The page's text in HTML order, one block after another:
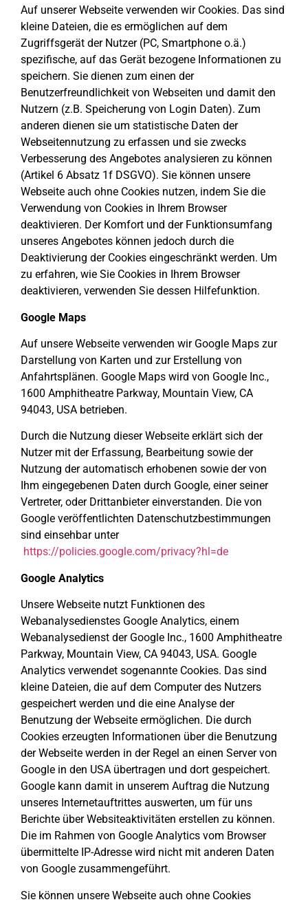
Auf unserer Webseite verwenden wir Cookies. Das sind
kleine Dateien, die es ermöglichen auf dem
Zugriffsgerät der Nutzer (PC, Smartphone o.ä.)
spezifische, auf das Gerät bezogene Informationen zu
speichern. Sie dienen zum einen der
Benutzerfreundlichkeit von Webseiten und damit den
Nutzern (z.B. Speicherung von Login Daten). Zum
anderen dienen sie um statistische Daten der
Webseitennutzung zu erfassen und sie zwecks
Verbesserung des Angebotes analysieren zu können
(Artikel 6 Absatz 1f DSGVO). Sie können unsere
Webseite auch ohne Cookies nutzen, indem Sie die
Verwendung von Cookies in Ihrem Browser
deaktivieren. Der Komfort und der Funktionsumfang
unseres Angebotes können jedoch durch die
Deaktivierung der Cookies eingeschränkt werden. Um
zu erfahren, wie Sie Cookies in Ihrem Browser
deaktivieren, verwenden Sie dessen Hilfefunktion.
Google Maps
Auf unsere Webseite verwenden wir Google Maps zur
Darstellung von Karten und zur Erstellung von
Anfahrtsplänen. Google Maps wird von Google Inc.,
1600 Amphitheatre Parkway, Mountain View, CA
94043, USA betrieben.
Durch die Nutzung dieser Webseite erklärt sich der
Nutzer mit der Erfassung, Bearbeitung sowie der
Nutzung der automatisch erhobenen sowie der von
Ihm eingegebenen Daten durch Google, einer seiner
Vertreter, oder Drittanbieter einverstanden. Die von
Google veröffentlichten Datenschutzbestimmungen
sind einsehbar unter
https://policies.google.com/privacy?hl=de
Google Analytics
Unsere Webseite nutzt Funktionen des
Webanalysedienstes Google Analytics, einem
Webanalysedienst der Google Inc., 1600 Amphitheatre
Parkway, Mountain View, CA 94043, USA. Google
Analytics verwendet sogenannte Cookies. Das sind
kleine Dateien, die auf dem Computer des Nutzers
gespeichert werden und die eine Analyse der
Benutzung der Webseite ermöglichen. Die durch
Cookies erzeugten Informationen über die Benutzung
der Webseite werden in der Regel an einen Server von
Google in den USA übertragen und dort gespeichert.
Google kann damit in unserem Auftrag die Nutzung
unseres Internetauftrittes auswerten, um für uns
Berichte über Websiteaktivitäten erstellen zu können.
Die im Rahmen von Google Analytics vom Browser
übermittelte IP-Adresse wird nicht mit anderen Daten
von Google zusammengeführt.
Sie können unsere Webseite auch ohne Cookies